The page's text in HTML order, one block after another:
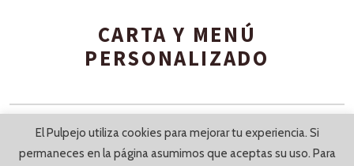
CARTA Y MENÚ
PERSONALIZADO
El Pulpejo utiliza cookies para mejorar tu experiencia. Si
permaneces en la página asumimos que aceptas su uso. Para